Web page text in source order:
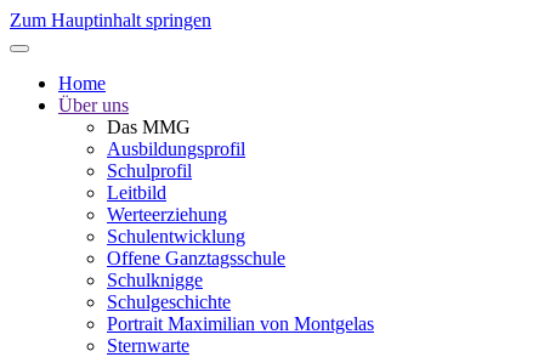
Zum Hauptinhalt springen
Home
Über uns
Das MMG
Ausbildungsprofil
Schulprofil
Leitbild
Werteerziehung
Schulentwicklung
Offene Ganztagsschule
Schulknigge
Schulgeschichte
Portrait Maximilian von Montgelas
Sternwarte